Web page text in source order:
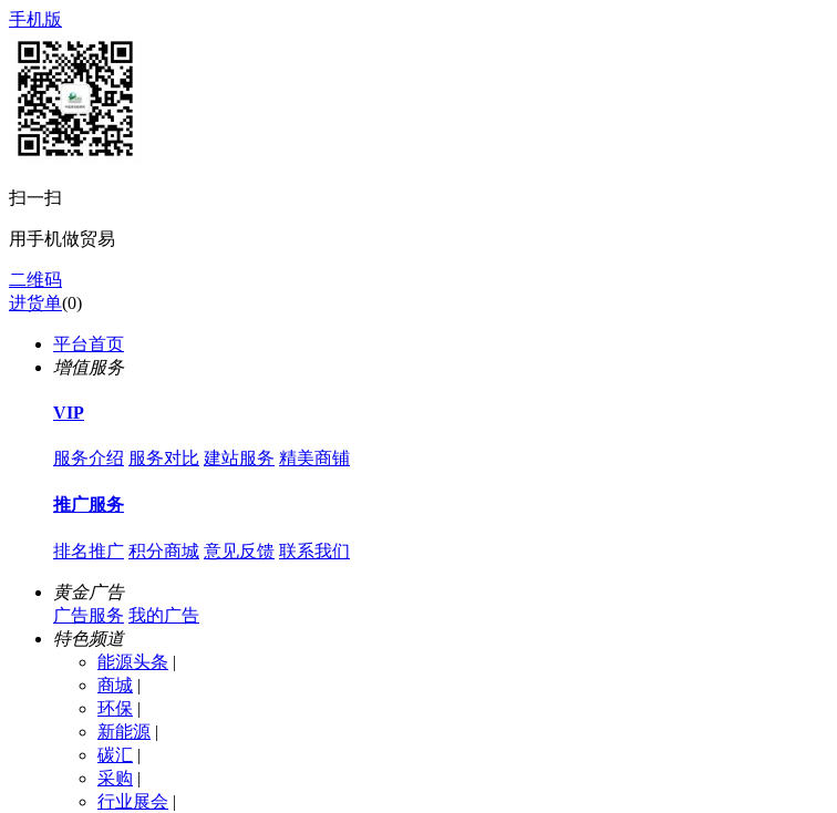
手机版
扫一扫
用手机做贸易
二维码
进货单(0)
平台首页
增值服务
VIP
服务介绍 服务对比 建站服务 精美商铺
推广服务
排名推广 积分商城 意见反馈 联系我们
黄金广告
广告服务 我的广告
特色频道
能源头条 |
商城 |
环保 |
新能源 |
碳汇 |
采购 |
行业展会 |